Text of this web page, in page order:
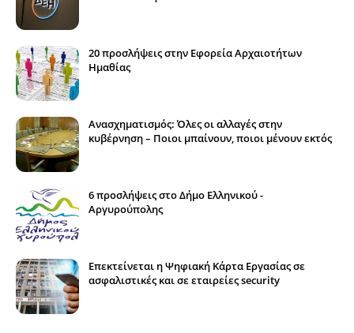
20 προσλήψεις στην Εφορεία Αρχαιοτήτων
Ημαθίας
Ανασχηματισμός: Όλες οι αλλαγές στην
κυβέρνηση – Ποιοι μπαίνουν, ποιοι μένουν εκτός
6 προσλήψεις στο Δήμο Ελληνικού -
Αργυρούπολης
Επεκτείνεται η Ψηφιακή Κάρτα Εργασίας σε
ασφαλιστικές και σε εταιρείες security